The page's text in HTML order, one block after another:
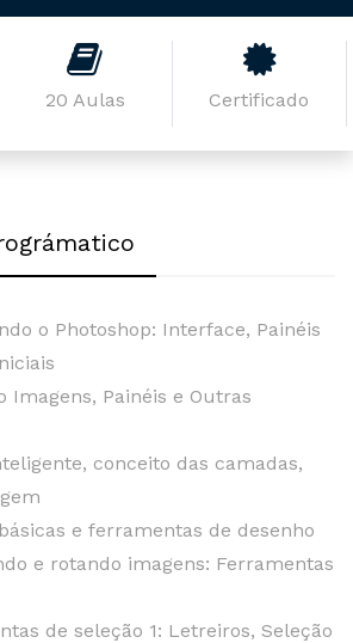
20 Aulas Certificado
o Photoshop: Interface, Painéis
Imagens, Painéis e Outras
conceito das camadas,
e ferramentas de desenho
e rotando imagens: Ferramentas
de seleção 1: Letreiros, Seleção